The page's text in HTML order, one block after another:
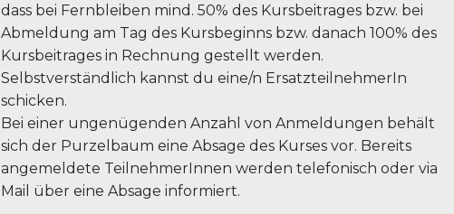
dass bei Fernbleiben mind. 50% des Kursbeitrages bzw. bei
Abmeldung am Tag des Kursbeginns bzw. danach 100% des
Kursbeitrages in Rechnung gestellt werden.
Selbstverständlich kannst du eine/n ErsatzteilnehmerIn
schicken.
Bei einer ungenügenden Anzahl von Anmeldungen behält
sich der Purzelbaum eine Absage des Kurses vor. Bereits
angemeldete TeilnehmerInnen werden telefonisch oder via
Mail über eine Absage informiert.